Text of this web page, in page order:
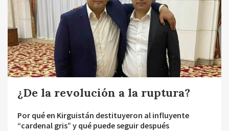
¿De la revolución a la ruptura?
Por qué en Kirguistán destituyeron al influyente
“cardenal gris” y qué puede seguir después